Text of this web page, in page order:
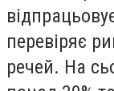
перевіряє
речей. На